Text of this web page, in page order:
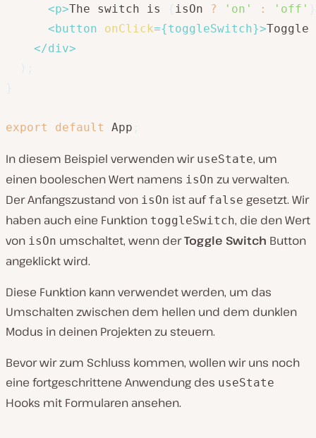
<p>The switch is isOn ? 'on' : 'off'
<button onClick={toggleSwitch}>Toggle
</div>
export default App
In diesem Beispiel verwenden wir useState, um
einen booleschen Wert namens isOn zu verwalten.
Der Anfangszustand von isOn ist auffalse gesetzt. Wir
haben auch eine Funktion toggleSwitch, die den Wert
von isOn umschaltet, wenn derToggle Switch Button
angeklickt wird.
Diese Funktion kann verwendet werden, um das
Umschalten zwischen dem hellen und dem dunklen
Modus in deinen Projekten zu steuern.
Bevor wir zum Schluss kommen, wollen wir uns noch
eine fortgeschrittene Anwendung des useState
Hooks mit Formularen ansehen.